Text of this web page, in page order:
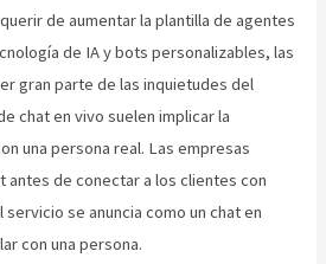
de aumentar la plantilla de agentes
de IA y bots personalizables, las
gran parte de las inquietudes del
chat en vivo suelen implicar la
una persona real. Las empresas
antes de conectar a los clientes con
se anuncia como un chat en
con una persona.